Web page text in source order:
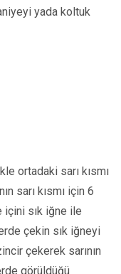
yada koltuk
ortadaki sarı kısmı
sarı kısmı için 6
sık iğne ile
çekin sık iğneyi
çekerek sarının
görüldüğü